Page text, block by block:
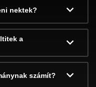
nektek?
a
számít?